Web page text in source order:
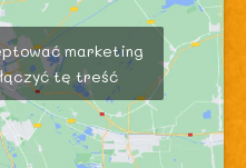
marketing
tę treść